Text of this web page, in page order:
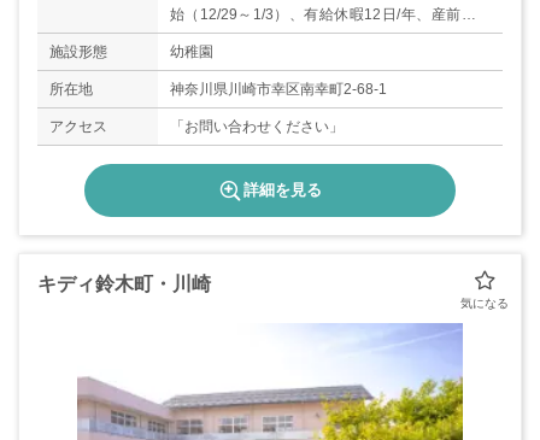
始（12/29～1/3）、有給休暇12日/年、産前産後
休暇、育児休業、介護休業、子の看護休暇、特別
休暇（慶弔）等
施設形態 幼稚園
所在地 神奈川県川崎市幸区南幸町2-68-1
アクセス 「お問い合わせください」
詳細を見る
キディ鈴木町・川崎